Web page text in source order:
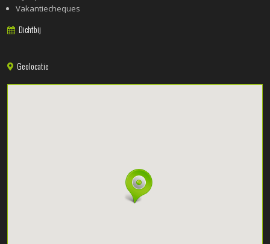
Vakantiecheques
Dichtbij
Geolocatie